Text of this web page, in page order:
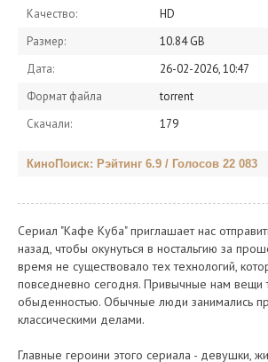
Качество:
HD
Размер:
10.84 GB
Дата:
26-02-2026, 10:47
Формат файла
torrent
Скачали:
179
КиноПоиск: Рэйтинг 6.9 / Голосов 22 083
Сериал "Кафе Куба" приглашает нас
назад, чтобы окунуться в ностальгию за
время не существовало тех технологий,
повседневно сегодня. Привычные нам вещи
обыденностью. Обычные люди занимались
классическими делами.
Главные героини этого сериала - девушки,